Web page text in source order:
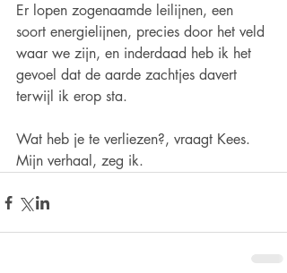
Er lopen zogenaamde leilijnen, een
soort energielijnen, precies door het veld
waar we zijn, en inderdaad heb ik het
gevoel dat de aarde zachtjes davert
terwijl ik erop sta.
Wat heb je te verliezen?, vraagt Kees.
Mijn verhaal, zeg ik.